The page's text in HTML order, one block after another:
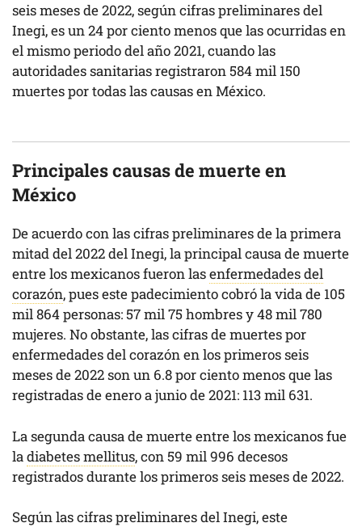
seis meses de 2022, según cifras preliminares del
Inegi, es un 24 por ciento menos que las ocurridas en
el mismo periodo del año 2021, cuando las
autoridades sanitarias registraron 584 mil 150
muertes por todas las causas en México.
Principales causas de muerte en
México
De acuerdo con las cifras preliminares de la primera
mitad del 2022 del Inegi, la principal causa de muerte
entre los mexicanos fueron lasenfermedades del
corazón, pues este padecimiento cobró la vida de ​​105
mil 864 personas: 57 mil 75 hombres y 48 mil 780
mujeres. No obstante, las cifras de muertes por
enfermedades del corazón en los primeros seis
meses de 2022 son un 6.8 por ciento menos que las
registradas de enero a junio de 2021: 113 mil 631.
La segunda causa de muerte entre los mexicanos fue
la diabetes mellitus, con 59 mil 996 decesos
registrados durante los primeros seis meses de 2022.
Según las cifras preliminares del Inegi, este